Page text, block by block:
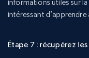
informations utiles sur
intéressant d’apprendre
Étape 7 : récupérez